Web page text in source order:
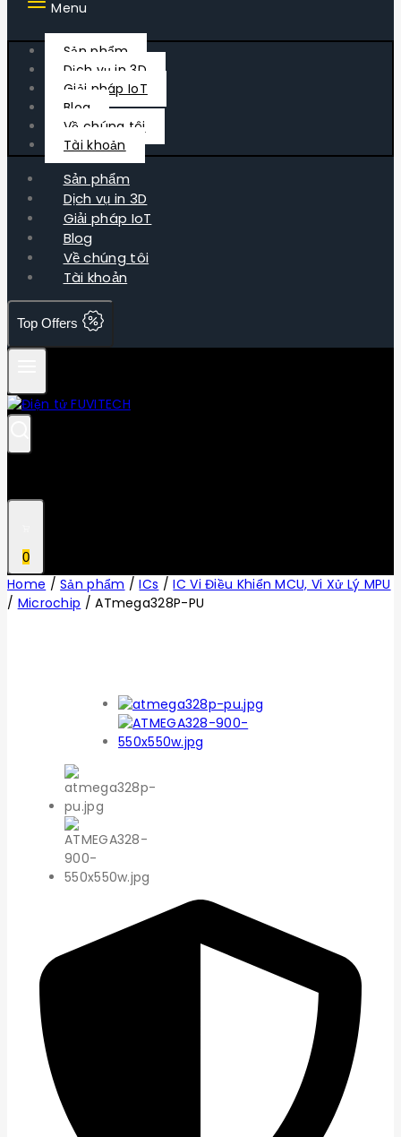
Menu
Sản phẩm
Dịch vụ in 3D
Giải pháp IoT
Blog
Về chúng tôi
Tài khoản
Sản phẩm
Dịch vụ in 3D
Giải pháp IoT
Blog
Về chúng tôi
Tài khoản
Top Offers
0
Home / Sản phẩm / ICs / IC Vi Điều Khiển MCU, Vi Xử Lý MPU
/ Microchip / ATmega328P-PU